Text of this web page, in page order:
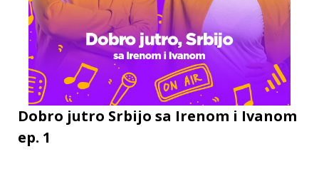
Dobro jutro Srbijo sa Irenom i Ivanom
ep. 1